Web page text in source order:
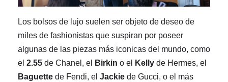
Los bolsos de lujo suelen ser objeto de deseo de
miles de fashionistas que suspiran por poseer
algunas de las piezas más iconicas del mundo, como
el 2.55 de Chanel, el Birkin o el Kelly de Hermes, el
Baguette de Fendi, el Jackie de Gucci, o el más